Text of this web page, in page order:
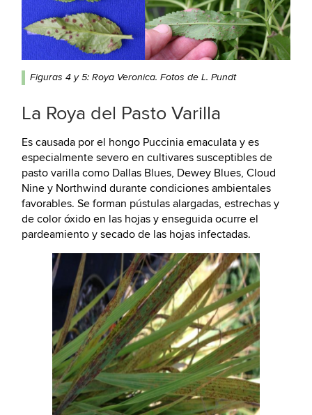
Figuras 4 y 5: Roya Veronica. Fotos de L. Pundt
La Roya del Pasto Varilla
Es causada por el hongo Puccinia emaculata y es
especialmente severo en cultivares susceptibles de
pasto varilla como Dallas Blues, Dewey Blues, Cloud
Nine y Northwind durante condiciones ambientales
favorables. Se forman pústulas alargadas, estrechas y
de color óxido en las hojas y enseguida ocurre el
pardeamiento y secado de las hojas infectadas.